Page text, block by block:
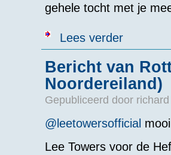
gehele tocht met je
Lees verderover
Bericht van
Noordereiland)
Gepubliceerd door
@leetowersofficial
Lee Towers voor de